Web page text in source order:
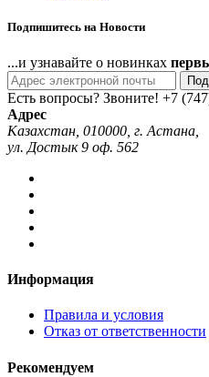
Подпишитесь на Новости
...и узнавайте о новинках
Есть вопросы? Звоните! +7
Адрес
Казахстан, 010000, г. Астана,
ул. Достык 9 оф. 562
Информация
Правила и условия
Отказ от ответственности
Рекомендуем